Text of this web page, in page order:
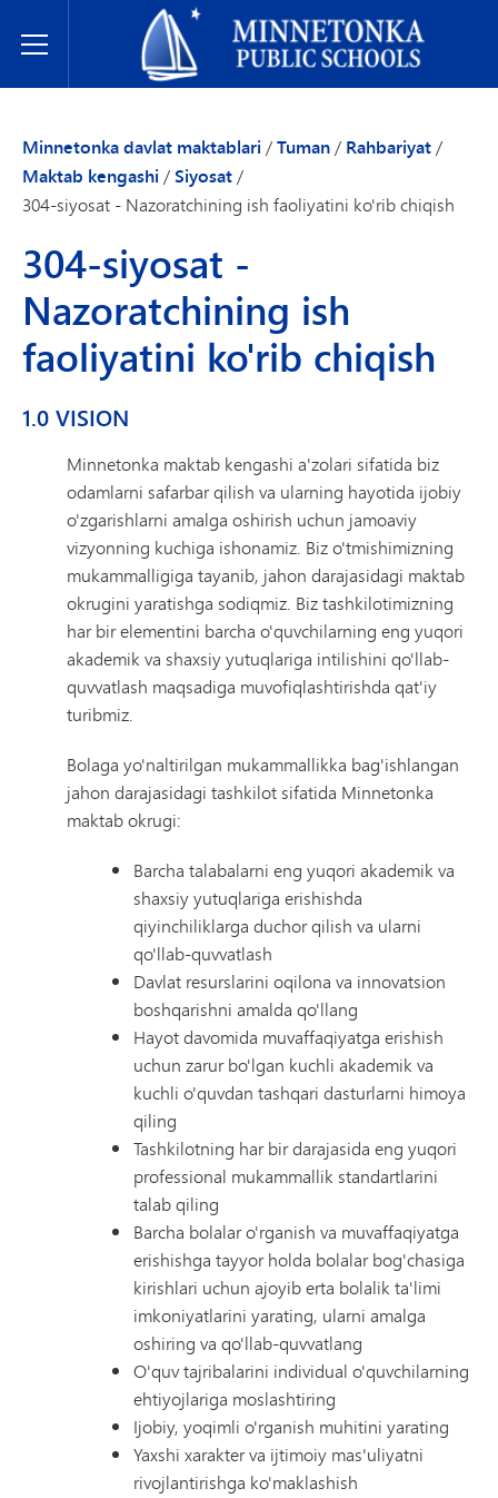
Toggle Menu
Minnetonka davlat maktablari
Minnetonka davlat maktablari /Tuman/ Rahbariyat/
Maktab kengashi /Siyosat/
304-siyosat - Nazoratchining ish faoliyatini ko'rib chiqish
304-siyosat -
Nazoratchining ish
faoliyatini ko'rib chiqish
1.0 VISION
Minnetonka maktab kengashi a'zolari sifatida biz
odamlarni safarbar qilish va ularning hayotida ijobiy
o'zgarishlarni amalga oshirish uchun jamoaviy
vizyonning kuchiga ishonamiz. Biz o'tmishimizning
mukammalligiga tayanib, jahon darajasidagi maktab
okrugini yaratishga sodiqmiz. Biz tashkilotimizning
har bir elementini barcha o'quvchilarning eng yuqori
akademik va shaxsiy yutuqlariga intilishini qo'llab-
quvvatlash maqsadiga muvofiqlashtirishda qat'iy
turibmiz.
Bolaga yo'naltirilgan mukammallikka bag'ishlangan
jahon darajasidagi tashkilot sifatida Minnetonka
maktab okrugi:
Barcha talabalarni eng yuqori akademik va
shaxsiy yutuqlariga erishishda
qiyinchiliklarga duchor qilish va ularni
qo'llab-quvvatlash
Davlat resurslarini oqilona va innovatsion
boshqarishni amalda qo'llang
Hayot davomida muvaffaqiyatga erishish
uchun zarur bo'lgan kuchli akademik va
kuchli o'quvdan tashqari dasturlarni himoya
qiling
Tashkilotning har bir darajasida eng yuqori
professional mukammallik standartlarini
talab qiling
Barcha bolalar o'rganish va muvaffaqiyatga
erishishga tayyor holda bolalar bog'chasiga
kirishlari uchun ajoyib erta bolalik ta'limi
imkoniyatlarini yarating, ularni amalga
oshiring va qo'llab-quvvatlang
O'quv tajribalarini individual o'quvchilarning
ehtiyojlariga moslashtiring
Ijobiy, yoqimli o'rganish muhitini yarating
Yaxshi xarakter va ijtimoiy mas'uliyatni
rivojlantirishga ko'maklashish